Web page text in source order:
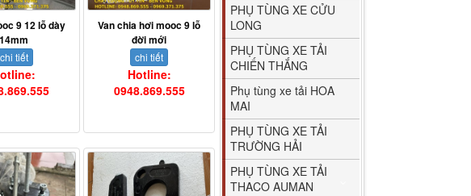
9 12 lỗ dày
14mm
chi tiết
Van chia hơi mooc 9 lỗ
đời mới
chi tiết
Hotline:
0948.869.555
PHỤ TÙNG XE CỬU
LONG
PHỤ TÙNG XE TẢI
CHIẾN THẮNG
Phụ tùng xe tải HOA
MAI
PHỤ TÙNG XE TẢI
TRƯỜNG HẢI
PHỤ TÙNG XE TẢI
THACO AUMAN